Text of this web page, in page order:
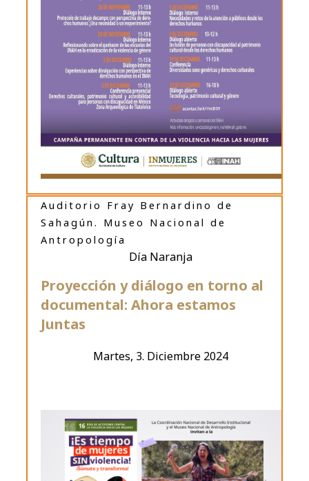
Martes, 3. Diciembre 2024
Proyección y diálogo en torno al
documental: Ahora estamos
Juntas
Día Naranja
Auditorio Fray Bernardino de
Sahagún. Museo Nacional de
Antropología